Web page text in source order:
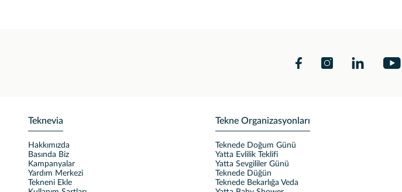
Teknevia
Hakkımızda
Basında Biz
Kampanyalar
Yardım Merkezi
Tekneni Ekle
Tekne Organizasyonları
Teknede Doğum Günü
Yatta Evlilik Teklifi
Yatta Sevgililer Günü
Teknede Düğün
Teknede Bekarlığa Veda